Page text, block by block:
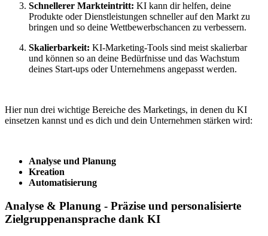
Schnellerer Markteintritt: KI kann dir helfen, deine
Produkte oder Dienstleistungen schneller auf den Markt zu
bringen und so deine Wettbewerbschancen zu verbessern.
Skalierbarkeit: KI-Marketing-Tools sind meist skalierbar
und können so an deine Bedürfnisse und das Wachstum
deines Start-ups oder Unternehmens angepasst werden.
Hier nun drei wichtige Bereiche des Marketings, in denen du KI
einsetzen kannst und es dich und dein Unternehmen stärken wird:
Analyse und Planung
Kreation
Automatisierung
Analyse & Planung - Präzise und personalisierte
Zielgruppenansprache dank KI